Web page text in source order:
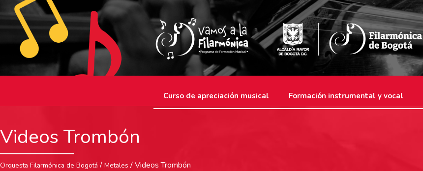
Curso de apreciación musical Formación instrumental y vocal
Videos Trombón
Orquesta Filarmónica de Bogotá / Metales / Videos Trombón